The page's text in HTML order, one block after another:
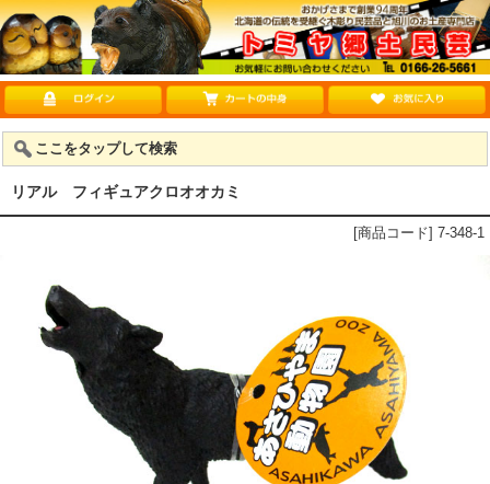
ここをタップして検索
リアル フィギュアクロオオカミ
[商品コード] 7-348-1